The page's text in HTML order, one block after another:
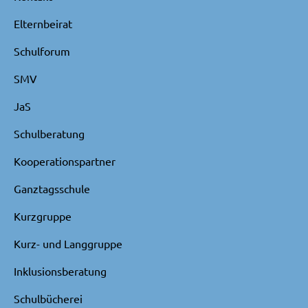
Elternbeirat
Schulforum
SMV
JaS
Schulberatung
Kooperationspartner
Ganztagsschule
Kurzgruppe
Kurz- und Langgruppe
Inklusionsberatung
Schulbücherei